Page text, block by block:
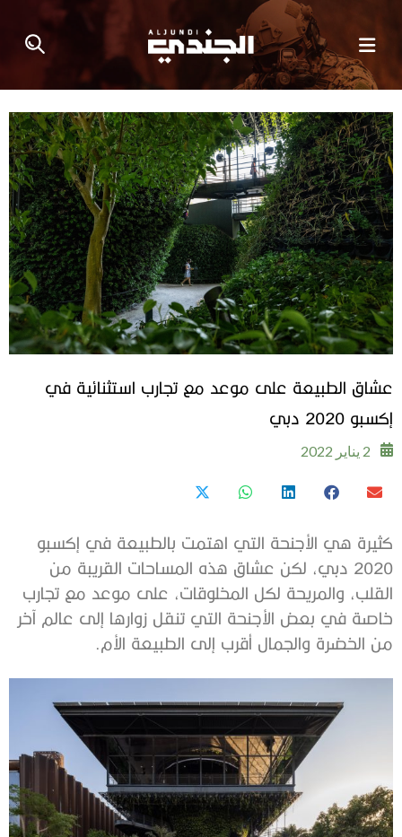
عشاق الطبيعة على موعد مع تجارب استثنائية في
إكسبو 2020 دبي
2 يناير 2022
كثيرة هي الأجنحة التي اهتمت بالطبيعة في إكسبو
2020 دبي، لكن عشاق هذه المساحات القريبة من
القلب، والمريحة لكل المخلوقات، على موعد مع تجارب
خاصة في بعض الأجنحة التي تنقل زوارها إلى عالم آخر
من الخضرة والجمال أقرب إلى الطبيعة الأم.